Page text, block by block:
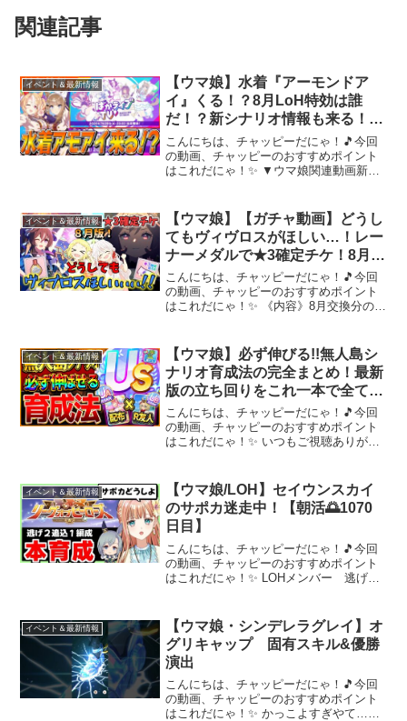
関連記事
イベント＆最新情報
【ウマ娘】水着『アーモンドア
イ』くる！？8月LoH特効は誰
だ！？新シナリオ情報も来る！！
ぱかライブTV’ ＃5は7月29日
(水)20時～
こんにちは、チャッピーだにゃ！🎵今回
の動画、チャッピーのおすすめポイント
はこれだにゃ！✨ ▼ウマ娘関連動画新シ
イヴ評価➡キャラTier5周年Ver➡サポカ
Tier5周...
イベント＆最新情報
【ウマ娘】【ガチャ動画】どうし
てもヴィヴロスがほしい…！レー
ナーメダルで★3確定チケ！8月
編！ハフバ前にゲットしたいキャ
ラがいるんです…！妹はジェンテ
ィルドンナそろそろほしい…！奇
こんにちは、チャッピーだにゃ！🎵今回
の動画、チャッピーのおすすめポイント
はこれだにゃ！✨ 《内容》8月交換分の
ます！今回は、姉はちこが夏イベストで
かわいすぎたヴィブロ...
イベント＆最新情報
【ウマ娘】必ず伸びる!!無人島シ
ナリオ育成法の完全まとめ！最新
版の立ち回りをこれ一本で全て解
説！自分で上振れを作れるシナリ
オ！配布ウララやR友人の編成で
も楽々UA＆UB！USまで育成攻
こんにちは、チャッピーだにゃ！🎵今回
の動画、チャッピーのおすすめポイント
はこれだにゃ！✨ いつもご視聴ありがと
解説 【✅無人島シナリオ/新シナリオ関
連】★無人島シナリ...
イベント＆最新情報
【ウマ娘/LOH】セイウンスカイ
のサポカ迷走中！【朝活🌅1070
日目】
こんにちは、チャッピーだにゃ！🎵今回
の動画、チャッピーのおすすめポイント
はこれだにゃ！✨ LOHメンバー 逃げ猫
イベント＆最新情報
【ウマ娘・シンデレラグレイ】オ
グリキャップ 固有スキル&優勝
演出
こんにちは、チャッピーだにゃ！🎵今回
の動画、チャッピーのおすすめポイント
はこれだにゃ！✨ かっこよすぎやて…関